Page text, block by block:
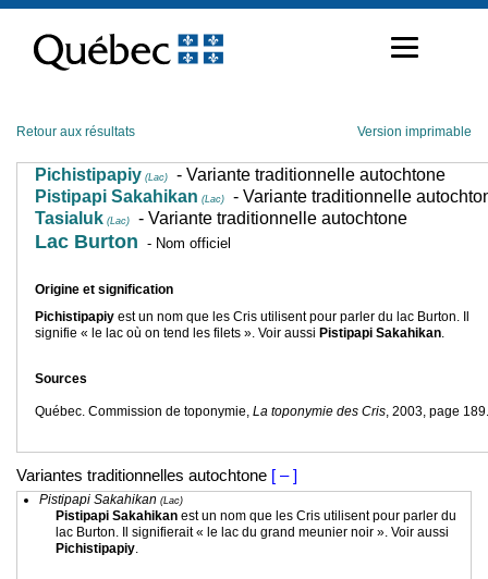
contenu
Retour aux résultats Version imprimable
Pichistipapiy (Lac)
- Variante traditionnelle autochtone
Pistipapi Sakahikan (Lac)
- Variante traditionnelle
Tasialuk (Lac) - Variante traditionnelle autochtone
Lac Burton - Nom officiel
Origine et signification
Pichistipapiy est un nom que les Cris utilisent pour parler du lac Burton. Il
signifie « le lac où on tend les filets ». Voir aussi Pistipapi Sakahikan.
Sources
Québec. Commission de toponymie, La toponymie des Cris, 2003, page 189.
Variantes traditionnelles autochtone [ – ]
Pistipapi Sakahikan (Lac)
Pistipapi Sakahikan est un nom que les Cris utilisent pour parler du
lac Burton. Il signifierait « le lac du grand meunier noir ». Voir aussi
Pichistipapiy.